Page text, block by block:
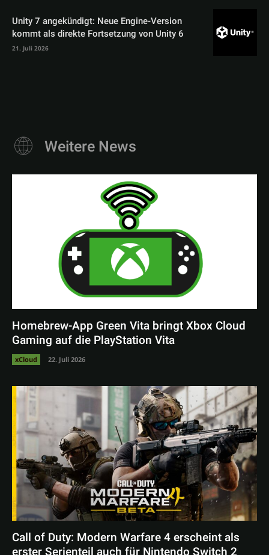
Unity 7 angekündigt: Neue Engine-Version
kommt als direkte Fortsetzung von Unity 6
21. Juli 2026
Weitere News
Homebrew-App Green Vita bringt Xbox Cloud
Gaming auf die PlayStation Vita
xCloud 22. Juli 2026
Call of Duty: Modern Warfare 4 erscheint als